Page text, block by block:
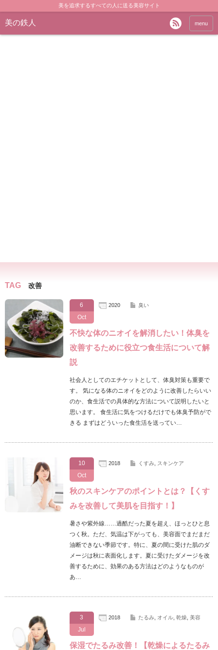
美を追求するすべての人に送る美容サイト
美の鉄人 menu
TAG 改善
6
Oct
2020 臭い
不快な体のニオイを解消したい！体臭を
改善するために役立つ食生活について解
説
社会人としてのエチケットとして、体臭対策も重要で
す。 気になる体のニオイをどのように改善したらいい
のか、食生活での具体的な方法について説明したいと
思います。 食生活に気をつけるだけでも体臭予防がで
きる まずはどういった食生活を送ってい…
10
Oct
2018 くすみ, スキンケア
秋のスキンケアのポイントとは？【くす
みを改善して美肌を目指す！】
暑さや紫外線……過酷だった夏を超え、ほっとひと息
つく秋。ただ、気温は下がっても、美容面でまだまだ
油断できない季節です。特に、夏の間に受けた肌のダ
メージは秋に表面化します。夏に受けたダメージを改
善するために、効果のある方法はどのようなものが
あ…
3
Jul
2018 たるみ, オイル, 乾燥, 美容
保湿でたるみ改善！【乾燥によるたるみ